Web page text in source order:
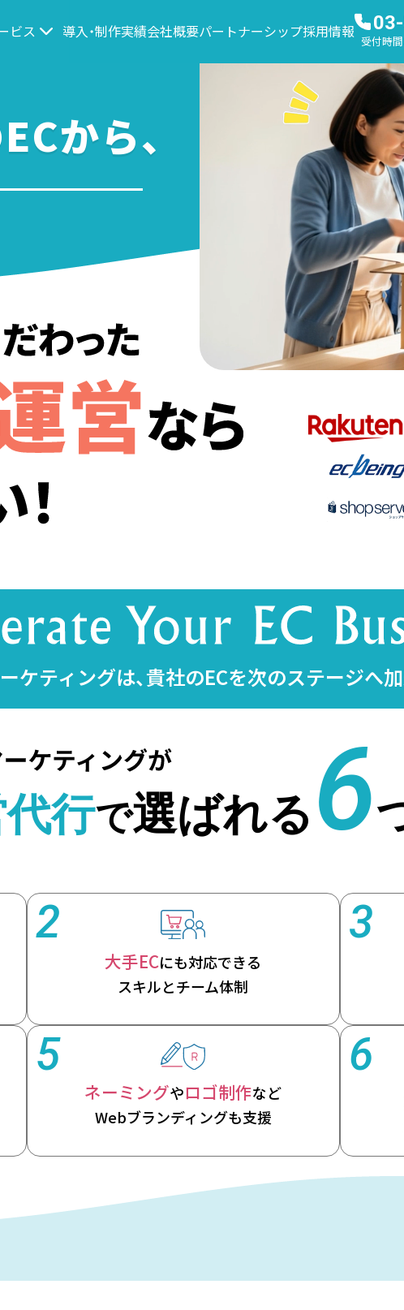
ビス 導入・制作実績会社概要パートナーシップ採用情報 受付時
から、
ケティングは、貴社のECを次のステージへ加
2
大手ECにも対応できる
スキルとチーム体制
3
5
ネーミングやロゴ制作など
Webブランディングも支援
6